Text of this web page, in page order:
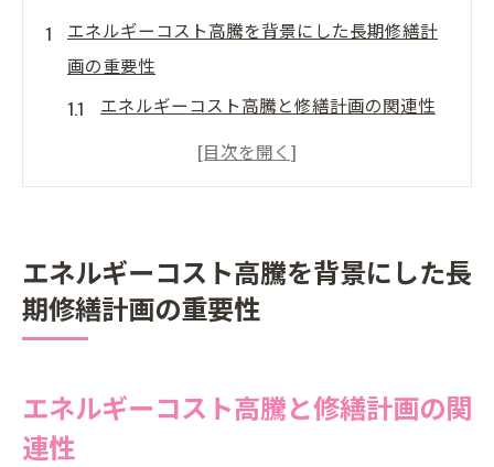
エネルギーコスト高騰を背景にした長期修繕計
画の重要性
エネルギーコスト高騰と修繕計画の関連性
光熱費削減を目指す長期修繕計画
地域社会と連携したエネルギー効率化
未来を見据えた長期的視野の重要性
省エネ対策が鍵光熱費を削減する長期修繕計画
効果的な省エネ対策の選定方法
エネルギーコスト高騰を背景にした長
期修繕計画の重要性
エネルギーコスト高騰と修繕計画の関
連性